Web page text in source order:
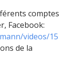
comptes
Facebook:
videos/15
de la